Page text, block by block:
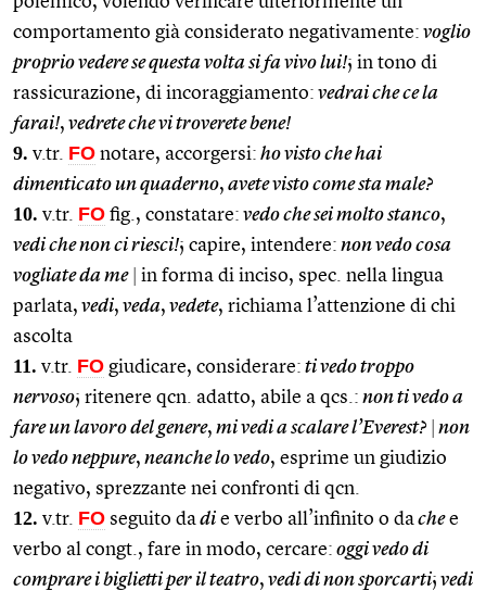
comportamento già considerato negativamente: voglio
proprio vedere se questa volta si fa vivo lui!; in tono di
rassicurazione, di incoraggiamento: vedrai che ce la
farai!, vedrete che vi troverete bene!
9. v.tr. FO notare, accorgersi: ho visto che hai
dimenticato un quaderno, avete visto come sta male?
10. v.tr. FO fig., constatare: vedo che sei molto stanco,
vedi che non ci riesci!; capire, intendere: non vedo cosa
vogliate da me
in forma di inciso, spec. nella lingua
parlata, vedi, veda, vedete, richiama l’attenzione di chi
ascolta
11. v.tr. FO giudicare, considerare: ti vedo troppo
nervoso; ritenere qcn. adatto, abile a qcs.: non ti vedo a
fare un lavoro del genere, mi vedi a scalare l’Everest?
non
lo vedo neppure, neanche lo vedo, esprime un giudizio
negativo, sprezzante nei confronti di qcn.
12. v.tr. FO seguito da di e verbo all’infinito o da chee
verbo al congt., fare in modo, cercare: oggi vedo di
comprare i biglietti per il teatro, vedi di non sporcarti; vedi